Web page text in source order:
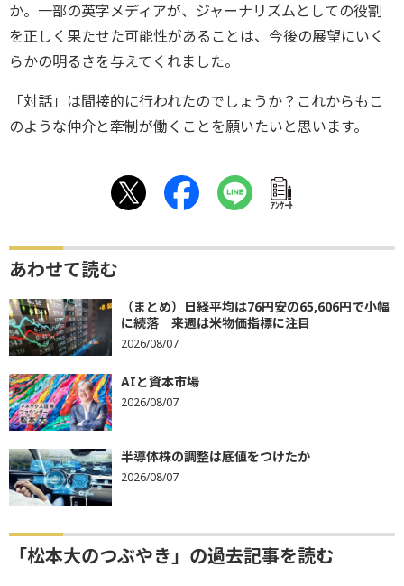
か。一部の英字メディアが、ジャーナリズムとしての役割
を正しく果たせた可能性があることは、今後の展望にいく
らかの明るさを与えてくれました。
「対話」は間接的に行われたのでしょうか？これからもこ
のような仲介と牽制が働くことを願いたいと思います。
ｱﾝｹｰﾄ
あわせて読む
（まとめ）日経平均は76円安の65,606円で小幅
に続落 来週は米物価指標に注目
2026/08/07
AIと資本市場
2026/08/07
半導体株の調整は底値をつけたか
2026/08/07
「松本大のつぶやき」の過去記事を読む